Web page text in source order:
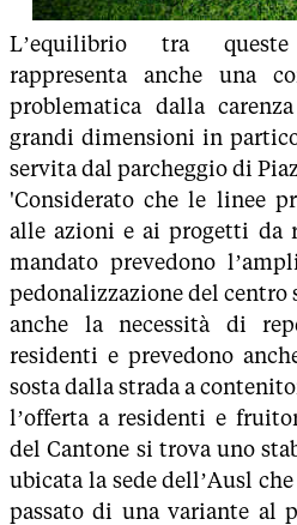
L’equilibrio tra
rappresenta anche una
problematica dalla
grandi dimensioni in
servita dal parcheggio di
'Considerato che le linee
alle azioni e ai progetti da
mandato prevedono
pedonalizzazione del centro
anche la necessità di
residenti e prevedono
sosta dalla strada a
l’offerta a residenti e
del Cantone si trova uno
ubicata la sede dell’Ausl
passato di una variante al